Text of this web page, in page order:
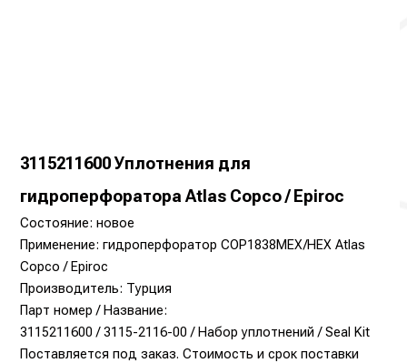
3115211600 Уплотнения для
гидроперфоратора Atlas Copco / Epiroc
Состояние: новое
Применение: гидроперфоратор COP1838MEX/HEX Atlas
Copco / Epiroc
Производитель: Турция
Парт номер / Название:
3115211600 / 3115-2116-00 / Набор уплотнений / Seal Kit
Поставляется под заказ. Стоимость и срок поставки